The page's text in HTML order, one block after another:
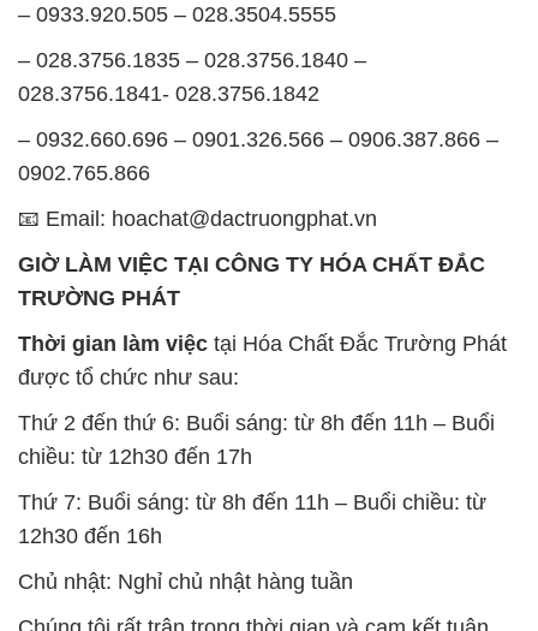
– 0933.920.505 – 028.3504.5555
– 028.3756.1835 – 028.3756.1840 –
028.3756.1841- 028.3756.1842
– 0932.660.696 – 0901.326.566 – 0906.387.866 –
0902.765.866
📧 Email: hoachat@dactruongphat.vn
GIỜ LÀM VIỆC TẠI CÔNG TY HÓA CHẤT ĐẮC
TRƯỜNG PHÁT
Thời gian làm việc tại Hóa Chất Đắc Trường Phát
được tổ chức như sau:
Thứ 2 đến thứ 6: Buổi sáng: từ 8h đến 11h – Buổi
chiều: từ 12h30 đến 17h
Thứ 7: Buổi sáng: từ 8h đến 11h – Buổi chiều: từ
12h30 đến 16h
Chủ nhật: Nghỉ chủ nhật hàng tuần